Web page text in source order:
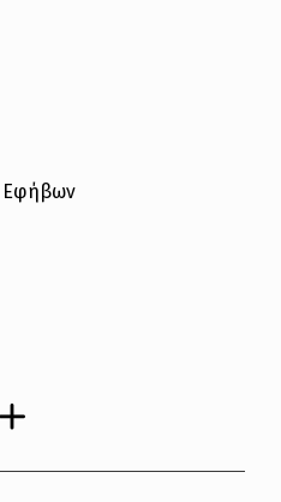
Εφήβων